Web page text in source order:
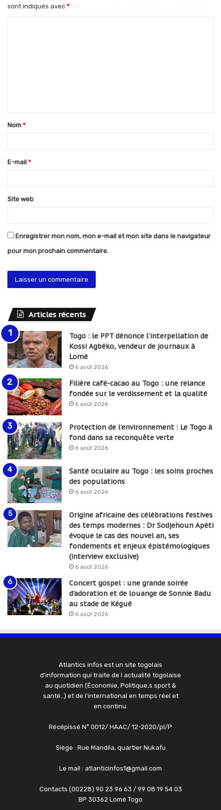
sont indiqués avec *
t
a
e
*
Nom *
E-mail *
Site web
Enregistrer mon nom, mon e-mail et mon site dans le navigateur
pour mon prochain commentaire.
Articles récents
Togo : le PPT dénonce l’interpellation de
Kossi Agbéko, vendeur de journaux à
Lomé
6 août 2026
Filière café-cacao au Togo : une relance
fondée sur le verdissement et la qualité
6 août 2026
Protection de l’environnement : Le Togo à
fond dans sa reconquête verte
6 août 2026
Santé oculaire au Togo : les soins proches
des populations
6 août 2026
Origine africaine des célébrations festives
des temps modernes : Dr Sodjehoun Apéti
évoque le cas des nouvel an, ses
fondements et enjeux épistémologiques
(interview exclusive)
6 août 2026
Concert gospel : une grande soirée
d’adoration et de louange de Sonnie Badu
au stade de Kégué
6 août 2026
Atlantics infos est un site togolais
d'information qui traite de l actualité togolaise
au quotidien (Économie, Politique,s sport &
santé..) et de l'international en temps réel et
en continu.
Récépissé N° 0012/ HAAC/ 12-2020/pl/P
Siège : Rue Mandila, quartier Nukafu
Le mail : atlanticinfos1@gmail.com
Contacts (00228) 90 23 96 63 / 99 08 19 54 03
BP 30362 Lomé Togo